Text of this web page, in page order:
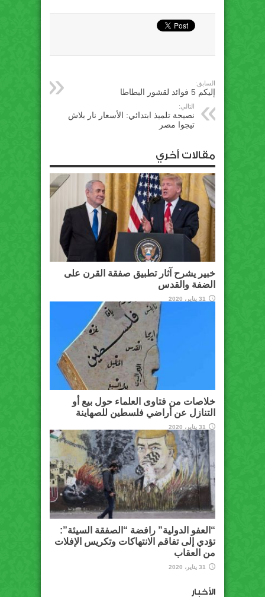
السابق:
إليكم 5 فوائد لقشور البطاطا
التالي:
نصيحة تلميذ ابتدائي: الأسعار نار بلاش
تيجوا مصر
مقالات أخري
خبير يشرح آثار تطبيق صفقة القرن على
الضفة والقدس
31 يناير، 2020
خلاصات من فتاوى العلماء حول بيع أو
التنازل عن أراضي فلسطين للصهاينة
31 يناير، 2020
“العفو الدولية” رافضة “الصفقة السيئة”:
تؤدي إلى تفاقم الانتهاكات وتكريس الإفلات
من العقاب
31 يناير، 2020
الأخبار